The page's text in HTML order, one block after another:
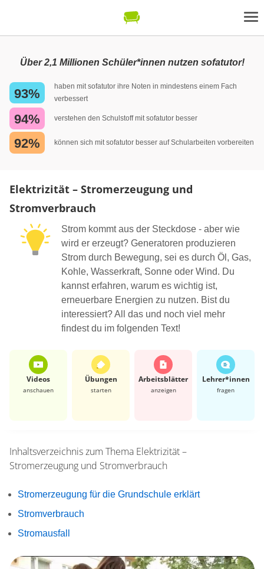
Über 2,1 Millionen Schüler*innen nutzen sofatutor!
93%
haben mit sofatutor ihre Noten in mindestens einem Fach
verbessert
94% verstehen den Schulstoff mit sofatutor besser
92% können sich mit sofatutor besser auf Schularbeiten vorbereiten
Elektrizität – Stromerzeugung und
Stromverbrauch
Strom kommt aus der Steckdose - aber wie
wird er erzeugt? Generatoren produzieren
Strom durch Bewegung, sei es durch Öl, Gas,
Kohle, Wasserkraft, Sonne oder Wind. Du
kannst erfahren, warum es wichtig ist,
erneuerbare Energien zu nutzen. Bist du
interessiert? All das und noch viel mehr
findest du im folgenden Text!
Videos
anschauen
Übungen
starten
Arbeits­blätter
anzeigen
Lehrer*​innen
fragen
Inhaltsverzeichnis zum Thema Elektrizität –
Stromerzeugung und Stromverbrauch
Stromerzeugung für die Grundschule erklärt
Stromverbrauch
Stromausfall